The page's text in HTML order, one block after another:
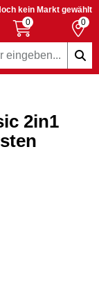
kein Markt gewählt
0
0
2in1